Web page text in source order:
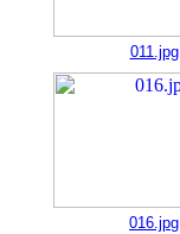
011.jpg
016.jpg